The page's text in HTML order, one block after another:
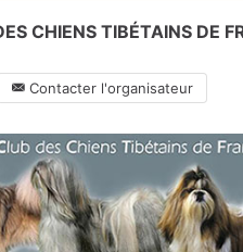
CHIENS TIBÉTAINS DE
Contacter l'organisateur